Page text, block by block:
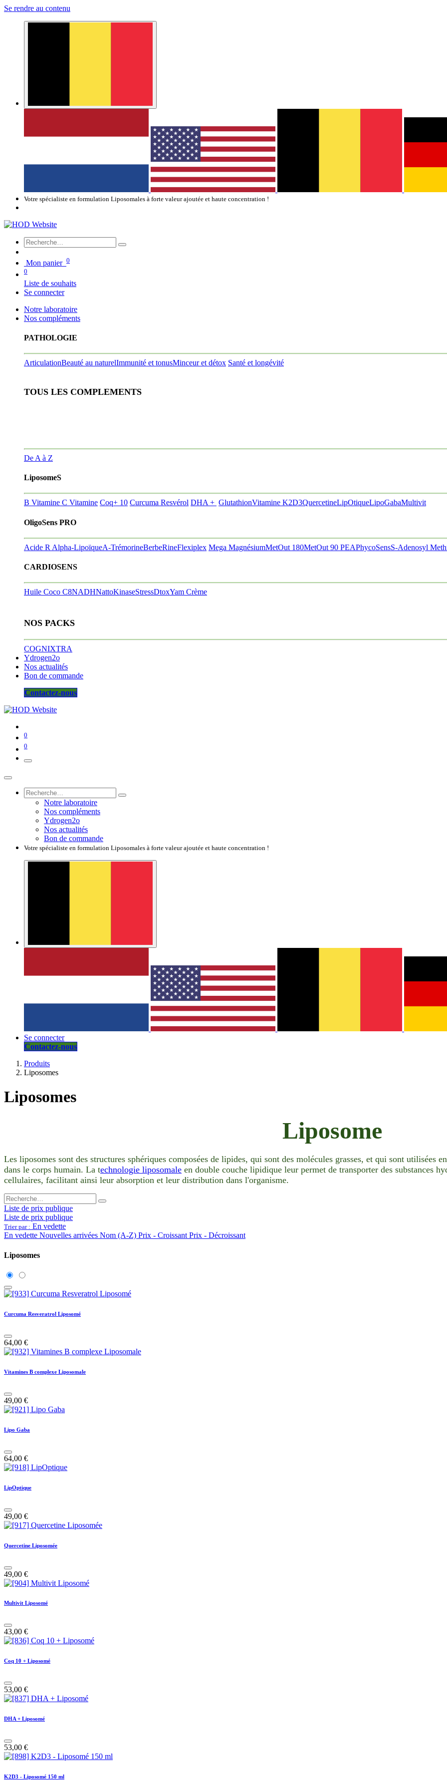
Se rendre au contenu
Votre spécialiste en formulation Liposomales à forte valeur ajoutée et haute concentration !
Mon panier 0
0
Liste de souhaits
Se connecter
Notre laboratoire
Nos compléments
PATHOLOGIE
ArticulationBeauté au naturelImmunité et tonusMinceur et détox Santé et longévité
TOUS LES COMPLEMENTS
De A à Z
LiposomeS
B Vitamine C Vitamine Coq+ 10 Curcuma Resvérol DHA + GlutathionVitamine K2D3QuercetineLipOtiqueLipoGabaMultivit
OligoSens PRO
Acide R Alpha-LipoïqueA-TrémorineBerbeRineFlexiplex Mega MagnésiumMetOut 180MetOut 90 PEAPhycoSensS-Adenosyl
CARDIOSENS
Huile Coco C8NADHNattoKinaseStressDtoxYam Crème
NOS PACKS
COGNIXTRA
Ydrogen2o
Nos actualités
Bon de commande
Contactez-nous
0
0
Notre laboratoire
Nos compléments
Ydrogen2o
Nos actualités
Bon de commande
Votre spécialiste en formulation Liposomales à forte valeur ajoutée et haute concentration !
Se connecter
Contactez-nous
Produits
Liposomes
Liposomes
Liposome
Les liposomes sont des structures sphériques composées de lipides, qui sont des molécules grasses, et qui sont utilisées
dans le corps humain. La technologie liposomale en double couche lipidique leur permet de transporter des substances
cellulaires, facilitant ainsi leur absorption et leur distribution dans l'organisme.
Liste de prix publique
Liste de prix publique
Trier par : En vedette
En vedette Nouvelles arrivées Nom (A-Z) Prix - Croissant Prix - Décroissant
Liposomes
Curcuma Resveratrol Liposomé
64,00 €
Vitamines B complexe Liposomale
49,00 €
Lipo Gaba
64,00 €
LipOptique
49,00 €
Quercetine Liposomée
49,00 €
Multivit Liposomé
43,00 €
Coq 10 + Liposomé
53,00 €
DHA + Liposomé
53,00 €
K2D3 - Liposomé 150 ml